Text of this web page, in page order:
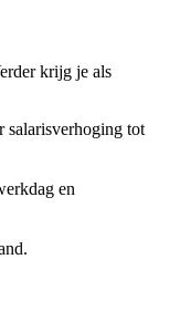
krijg je als
salarisverhoging tot
en